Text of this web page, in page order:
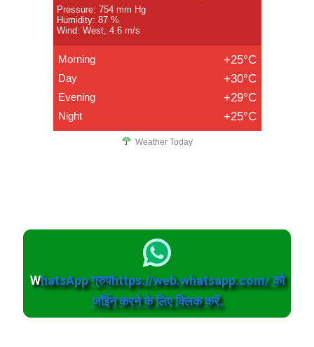
Pressure: 754 mm Hg
Humidity: 87 %
Wind: West, 4.6 m/s
Morning +25°C
Day +30°C
Evening +29°C
Night +25°C
Weather Today
WhatsApp ग्रुपhttps://web.whatsapp.com/ को
जॉईन करने के लिए क्लिक करें.